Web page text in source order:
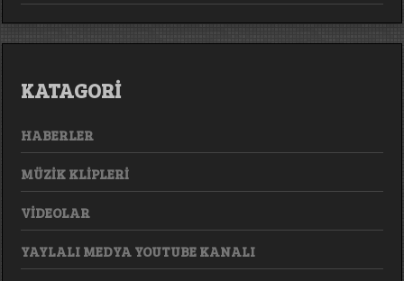
KATAGORİ
HABERLER
MÜZİK KLİPLERİ
VİDEOLAR
YAYLALI MEDYA YOUTUBE KANALI